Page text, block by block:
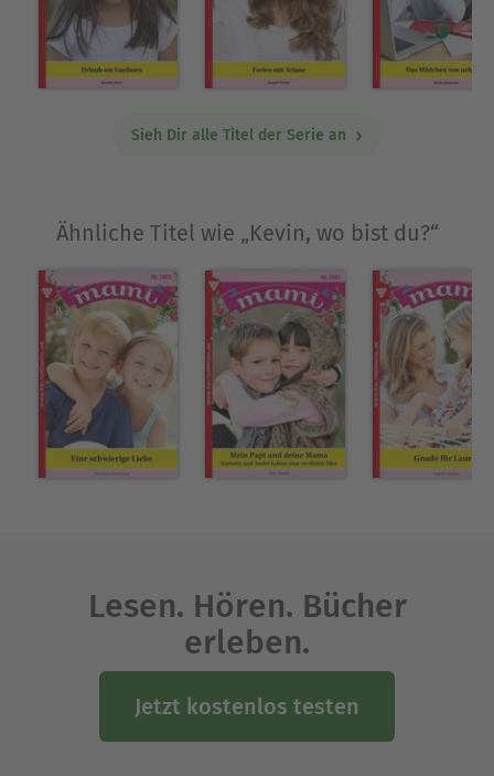
er Julia entdeckte, dann sah er wieder hinaus.
»Hast du keine Lust, mit den anderen Kindern zu
spielen?« fragte Julia mit sanfter Stimme. »Sieh
mal, wie die anderen das schöne Wetter
genießen.« Kevin schüttelte nur stumm den Kopf
ihn auf die Fensterbank und sah ebenfalls
hier oben im Zimmer, wenn die anderen spielen,
nicht wahr?« Kevin sah Julia wieder ernst mit
seinen traurigen Augen an. »Ich warte darauf, daß
meine Mama mich holt.« »Deine Mama? Davon
weiß ich ja gar nichts. Wann wollte sie denn
kommen?« fragte Julia erstaunt. Ihr war bekannt,
daß Kevin vor einiger Zeit zur Adoption
freigegeben worden war. Hatte er etwa bereits
von Julia weg, doch sie sah trotzdem, daß er den
Tränen nahe war. Erschrocken wollte sie ihn an
Sieh Dir alle Titel der Serie an
Ähnliche Titel wie „Kevin, wo bist du?“
Lesen. Hören. Bücher
erleben.
Jetzt kostenlos testen